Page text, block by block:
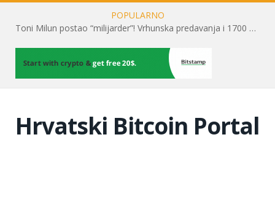
POPULARNO
Toni Milun postao “milijarder”! Vrhunska predavanja i 1700 posjetitelja obilježili su mjesec financijske pismenosti
Hrvatski Bitcoin Portal